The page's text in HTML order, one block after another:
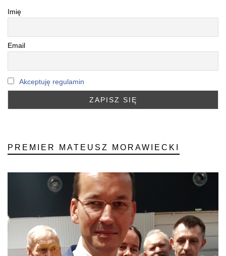
Imię
Email
Akceptuję regulamin
PREMIER MATEUSZ MORAWIECKI